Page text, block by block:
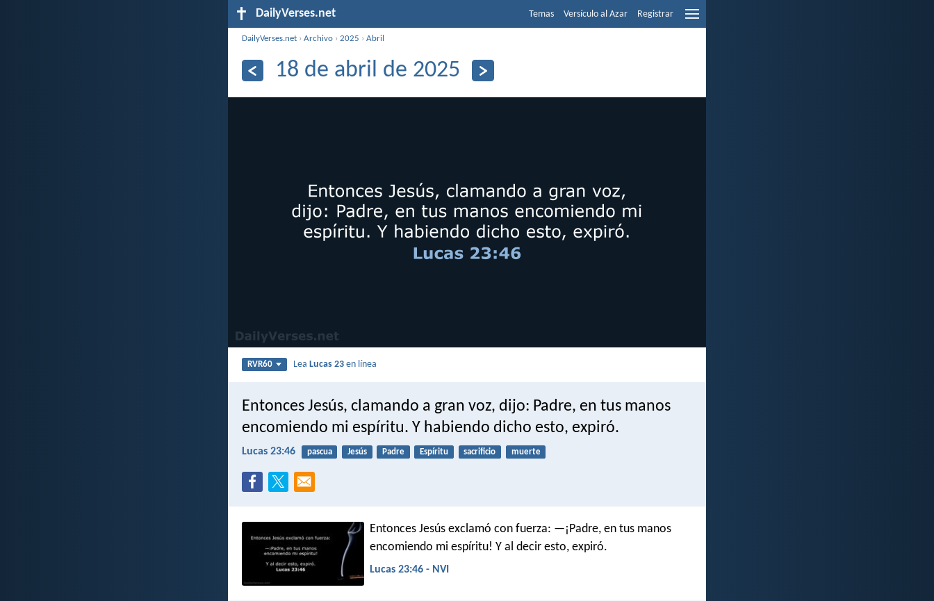
DailyVerses.net Temas Versículo al Azar Registrar
DailyVerses.net ›Archivo ›2025 ›Abril
18 de abril de 2025
RVR60 LeaLucas 23 en línea
Entonces Jesús, clamando a gran voz, dijo: Padre, en tus manos
encomiendo mi espíritu. Y habiendo dicho esto, expiró.
Lucas 23:46 pascua Jesús Padre Espíritu sacrificio muerte
Entonces Jesús exclamó con fuerza: —¡Padre, en tus manos
encomiendo mi espíritu! Y al decir esto, expiró.
Lucas 23:46 - NVI